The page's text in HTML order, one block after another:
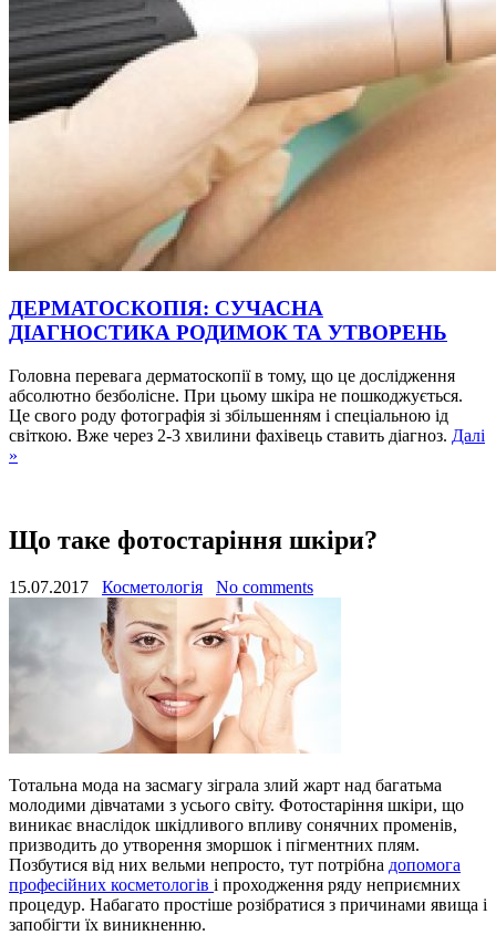
ДЕРМАТОСКОПІЯ: СУЧАСНА
ДІАГНОСТИКА РОДИМОК ТА УТВОРЕНЬ
Головна перевага дерматоскопії в тому, що це дослідження
абсолютно безболісне. При цьому шкіра не пошкоджується.
Це свого роду фотографія зі збільшенням і спеціальною ід
світкою. Вже через 2-3 хвилини фахівець ставить діагноз. Далі
»
Що таке фотостаріння шкіри?
15.07.2017 Косметологія No comments
Тотальна мода на засмагу зіграла злий жарт над багатьма
молодими дівчатами з усього світу. Фотостаріння шкіри, що
виникає внаслідок шкідливого впливу сонячних променів,
призводить до утворення зморшок і пігментних плям.
Позбутися від них вельми непросто, тут потрібна допомога
професійних косметологів і проходження ряду неприємних
процедур. Набагато простіше розібратися з причинами явища і
запобігти їх виникненню.